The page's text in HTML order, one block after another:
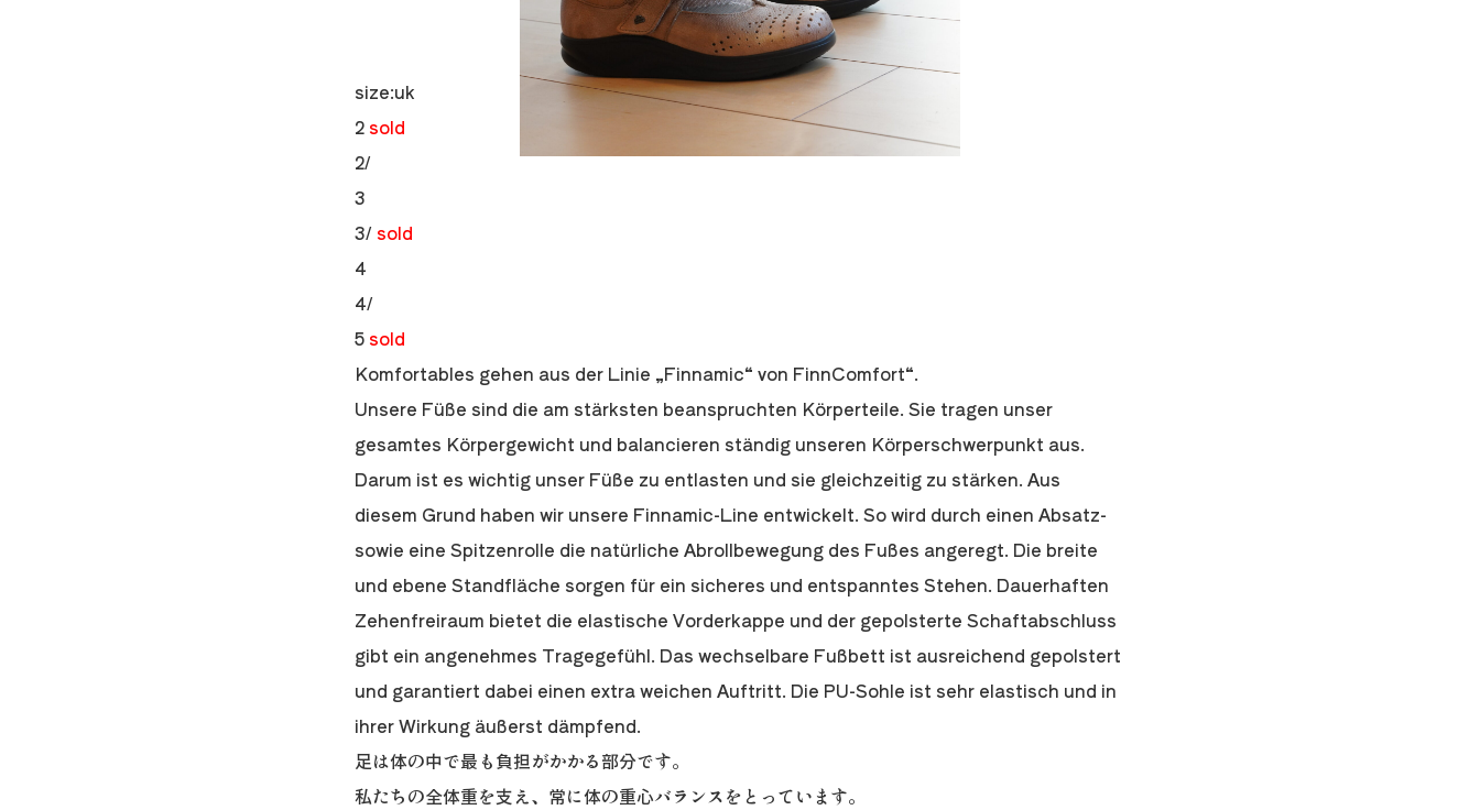
Next
size:uk
2sold
2/
3
3/sold
4
4/
5 sold
Komfortables gehen aus der Linie „Finnamic“ von FinnComfort“.
Unsere Füße sind die am stärksten beanspruchten Körperteile. Sie tragen unser
gesamtes Körpergewicht und balancieren ständig unseren Körperschwerpunkt aus.
Darum ist es wichtig unser Füße zu entlasten und sie gleichzeitig zu stärken. Aus
diesem Grund haben wir unsere Finnamic-Line entwickelt. So wird durch einen Absatz-
sowie eine Spitzenrolle die natürliche Abrollbewegung des Fußes angeregt. Die breite
und ebene Standfläche sorgen für ein sicheres und entspanntes Stehen. Dauerhaften
Zehenfreiraum bietet die elastische Vorderkappe und der gepolsterte Schaftabschluss
gibt ein angenehmes Tragegefühl. Das wechselbare Fußbett ist ausreichend gepolstert
und garantiert dabei einen extra weichen Auftritt. Die PU-Sohle ist sehr elastisch und in
ihrer Wirkung äußerst dämpfend.
足は体の中で最も負担がかかる部分です。
私たちの全体重を支え、常に体の重心バランスをとっています。